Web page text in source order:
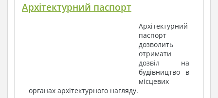
Архітектурний паспорт
Архітектурний
паспорт
дозволить
отримати
дозвіл на
будівництво в
місцевих
органах архітектурного нагляду.